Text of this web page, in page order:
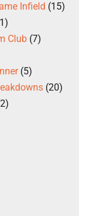
Infield (15)
Club (7)
(5)
(20)